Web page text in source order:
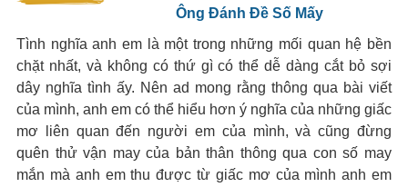
Ông Đánh Đề Số Mấy
Tình nghĩa anh em là một trong những mối quan hệ bền
chặt nhất, và không có thứ gì có thể dễ dàng cắt bỏ sợi
dây nghĩa tình ấy. Nên ad mong rằng thông qua bài viết
của mình, anh em có thể hiểu hơn ý nghĩa của những giấc
mơ liên quan đến người em của mình, và cũng đừng
quên thử vận may của bản thân thông qua con số may
mắn mà anh em thu được từ giấc mơ của mình anh em